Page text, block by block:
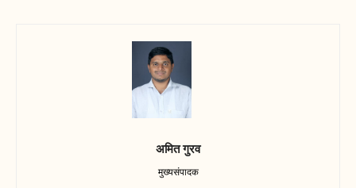
अमित गुरव
मुख्यसंपादक